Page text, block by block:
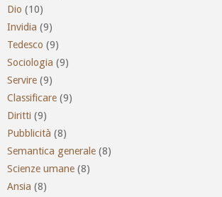
Dio (10)
Invidia (9)
Tedesco (9)
Sociologia (9)
Servire (9)
Classificare (9)
Diritti (9)
Pubblicità (8)
Semantica generale (8)
Scienze umane (8)
Ansia (8)